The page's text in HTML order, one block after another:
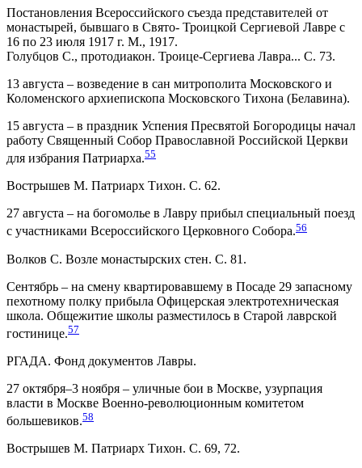
Постановления Всероссийского съезда представителей от
монастырей, бывшаго в Свято- Троицкой Сергиевой Лавре с
16 по 23 июля 1917 г. М., 1917.
Голубцов С., протодиакон. Троице-Сергиева Лавра... С. 73.
13 августа – возведение в сан митрополита Московского и
Коломенского архиепископа Московского Тихона (Белавина).
15 августа – в праздник Успения Пресвятой Богородицы начал
работу Священный Собор Православной Российской Церкви
для избрания Патриарха.55
Вострышев М. Патриарх Тихон. С. 62.
27 августа – на богомолье в Лавру прибыл специальный поезд
с участниками Всероссийского Церковного Собора.56
Волков С. Возле монастырских стен. С. 81.
Сентябрь – на смену квартировавшему в Посаде 29 запасному
пехотному полку прибыла Офицерская электротехническая
школа. Общежитие школы разместилось в Старой лаврской
гостинице.57
РГАДА. Фонд документов Лавры.
27 октября–3 ноября – уличные бои в Москве, узурпация
власти в Москве Военно-революционным комитетом
большевиков.58
Вострышев М. Патриарх Тихон. С. 69, 72.